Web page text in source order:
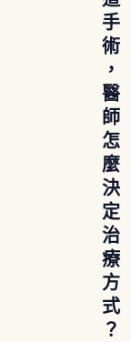
手
術
，
醫
師
怎
麼
決
定
治
療
方
式
？